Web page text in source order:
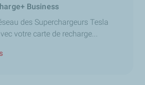
Business
des Superchargeurs Tesla
votre carte de recharge...